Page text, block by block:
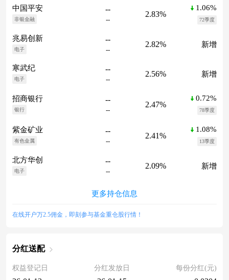
中国平安
非银金融
--
--
2.83%
1.06%
72季度
兆易创新
电子
--
--
2.82% 新增
寒武纪
电子
--
--
2.56% 新增
招商银行
银行
--
--
2.47%
0.72%
78季度
紫金矿业
有色金属
--
--
2.41%
1.08%
13季度
北方华创
电子
--
--
2.09% 新增
更多持仓信息
在线开户万2.5佣金，即刻参与基金重仓股行情！
分红送配
权益登记日 分红发放日 每份分红(元)